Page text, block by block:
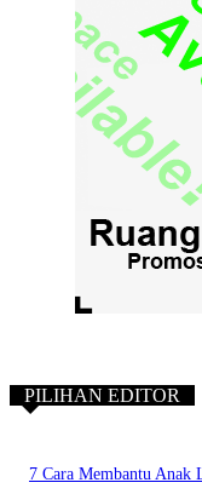
PILIHAN EDITOR
7 Cara Membantu Anak